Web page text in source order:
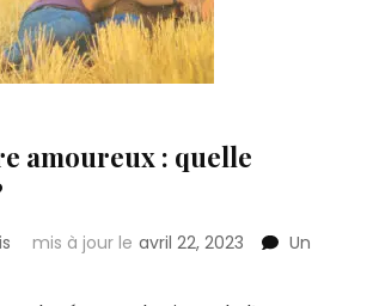
amoureux : quelle
mis à jour le avril 22, 2023
Un